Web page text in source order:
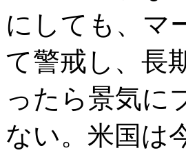
にしても、マ
て警戒し、長
ったら景気に
ない。米国は